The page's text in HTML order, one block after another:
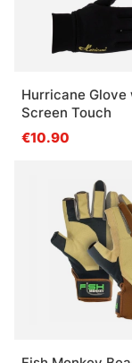
Hurricane Glove
Screen Touch
€10.90